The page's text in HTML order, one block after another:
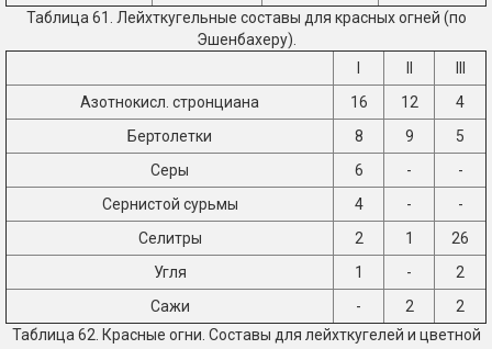
Таблица 61. Лейхткугельные составы для красных огней (по
Эшенбахеру).
Азотнокисл. стронциана
16 12
4
Бертолетки
8 9
5
Серы
6 -
-
Сернистой сурьмы
4 -
-
Селитры
2 1
26
Угля
1 -
2
Сажи
- 2
2
Таблица 62. Красные огни. Составы для лейхткугелей и цветной